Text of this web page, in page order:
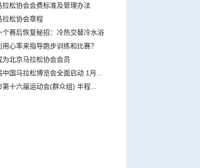
拉松协会会费标准及管理办法
拉松协会章程
个赛后恢复秘招：冷热交替冷水浴
用心率来指导跑步训练和比赛？
为北京马拉松协会会员
中国马拉松博览会全面启动 1月...
第十六届运动会(群众组) 半程...